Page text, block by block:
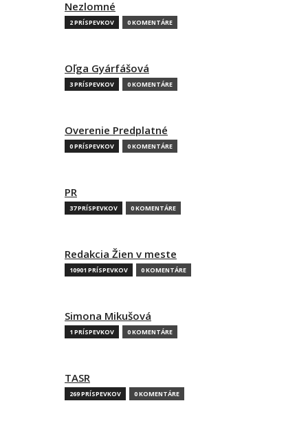
Nezlomné
2 PRÍSPEVKOV 0 KOMENTÁRE
Oľga Gyárfášová
3 PRÍSPEVKOV 0 KOMENTÁRE
Overenie Predplatné
0 PRÍSPEVKOV 0 KOMENTÁRE
PR
37 PRÍSPEVKOV 0 KOMENTÁRE
Redakcia Žien v meste
10901 PRÍSPEVKOV 0 KOMENTÁRE
Simona Mikušová
1 PRÍSPEVKOV 0 KOMENTÁRE
TASR
269 PRÍSPEVKOV 0 KOMENTÁRE